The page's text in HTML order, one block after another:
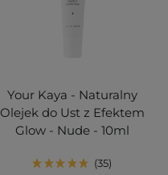
Your Kaya - Naturalny
Olejek do Ust z Efektem
Glow - Nude - 10ml
35